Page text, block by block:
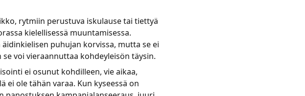
rytmiin perustuva iskulause tai tiettyä
kielellisessä muuntamisessa.
puhujan korvissa, mutta se ei
voi vieraannuttaa kohdeyleisön täysin.
ei osunut kohdilleen, vie aikaa,
ei ole tähän varaa. Kun kyseessä on